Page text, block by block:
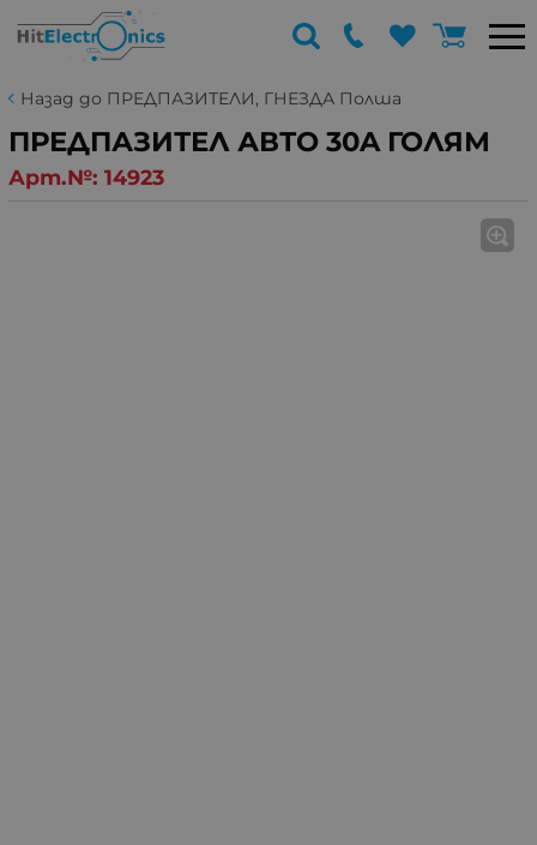
Назад до ПРЕДПАЗИТЕЛИ, ГНЕЗДА Полша
ПРЕДПАЗИТЕЛ АВТО 30A ГОЛЯМ
Арт.№: 14923